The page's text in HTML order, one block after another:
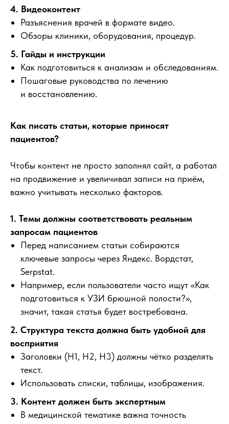
4. Видеоконтент
Разъяснения врачей в формате видео.
Обзоры клиники, оборудования, процедур.
5. Гайды и инструкции
Как подготовиться к анализам и обследованиям.
Пошаговые руководства по лечению
и восстановлению.
Как писать статьи, которые приносят
пациентов?
Чтобы контент не просто заполнял сайт, а работал
на продвижение и увеличивал записи на приём,
важно учитывать несколько факторов.
1. Темы должны соответствовать реальным
запросам пациентов
Перед написанием статьи собираются
ключевые запросы через Яндекс. Вордстат,
Serpstat.
Например, если пользователи часто ищут «Как
подготовиться к УЗИ брюшной полости?»,
значит, такая статья будет востребована.
2. Структура текста должна быть удобной для
восприятия
Заголовки (H1, H2, H3) должны чётко разделять
текст.
Использовать списки, таблицы, изображения.
3. Контент должен быть экспертным
В медицинской тематике важна точность